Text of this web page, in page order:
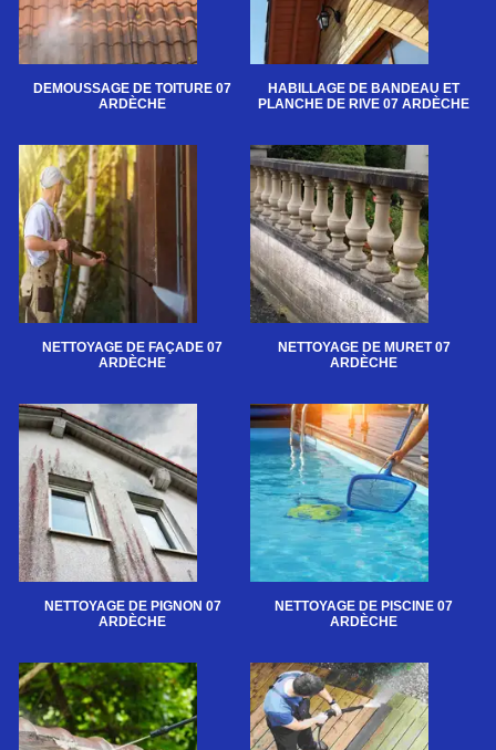
DEMOUSSAGE DE TOITURE 07
ARDÈCHE
HABILLAGE DE BANDEAU ET
PLANCHE DE RIVE 07 ARDÈCHE
NETTOYAGE DE FAÇADE 07
ARDÈCHE
NETTOYAGE DE MURET 07
ARDÈCHE
NETTOYAGE DE PIGNON 07
ARDÈCHE
NETTOYAGE DE PISCINE 07
ARDÈCHE